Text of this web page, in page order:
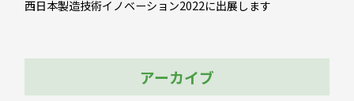
西日本製造技術イノベーション2022に出展します
アーカイブ